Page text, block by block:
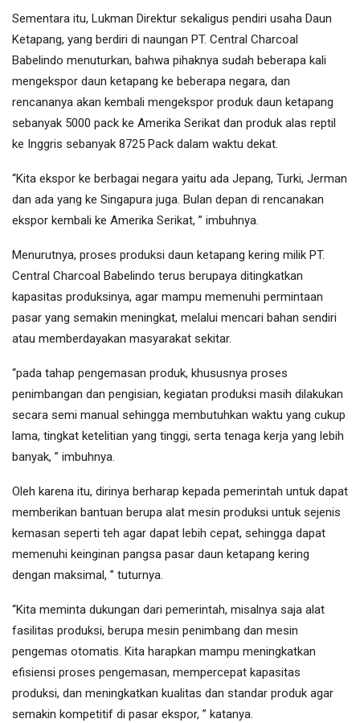
Sementara itu, Lukman Direktur sekaligus pendiri usaha Daun
Ketapang, yang berdiri di naungan PT. Central Charcoal
Babelindo menuturkan, bahwa pihaknya sudah beberapa kali
mengekspor daun ketapang ke beberapa negara, dan
rencananya akan kembali mengekspor produk daun ketapang
sebanyak 5000 pack ke Amerika Serikat dan produk alas reptil
ke Inggris sebanyak 8725 Pack dalam waktu dekat.
“Kita ekspor ke berbagai negara yaitu ada Jepang, Turki, Jerman
dan ada yang ke Singapura juga. Bulan depan di rencanakan
ekspor kembali ke Amerika Serikat, ” imbuhnya.
Menurutnya, proses produksi daun ketapang kering milik PT.
Central Charcoal Babelindo terus berupaya ditingkatkan
kapasitas produksinya, agar mampu memenuhi permintaan
pasar yang semakin meningkat, melalui mencari bahan sendiri
atau memberdayakan masyarakat sekitar.
“pada tahap pengemasan produk, khususnya proses
penimbangan dan pengisian, kegiatan produksi masih dilakukan
secara semi manual sehingga membutuhkan waktu yang cukup
lama, tingkat ketelitian yang tinggi, serta tenaga kerja yang lebih
banyak, ” imbuhnya.
Oleh karena itu, dirinya berharap kepada pemerintah untuk dapat
memberikan bantuan berupa alat mesin produksi untuk sejenis
kemasan seperti teh agar dapat lebih cepat, sehingga dapat
memenuhi keinginan pangsa pasar daun ketapang kering
dengan maksimal, ” tuturnya.
“Kita meminta dukungan dari pemerintah, misalnya saja alat
fasilitas produksi, berupa mesin penimbang dan mesin
pengemas otomatis. Kita harapkan mampu meningkatkan
efisiensi proses pengemasan, mempercepat kapasitas
produksi, dan meningkatkan kualitas dan standar produk agar
semakin kompetitif di pasar ekspor, ” katanya.